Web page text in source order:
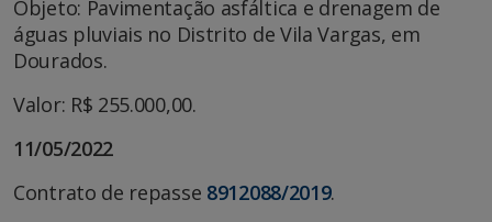
Objeto: Pavimentação asfáltica e drenagem de
águas pluviais no Distrito de Vila Vargas, em
Dourados.
Valor: R$ 255.000,00.
11/05/2022
Contrato de repasse 8912088/2019.